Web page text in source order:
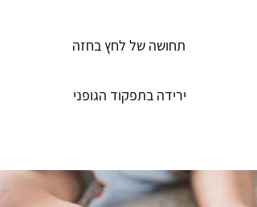
תחושה של לחץ בחזה
ירידה בתפקוד הגופני